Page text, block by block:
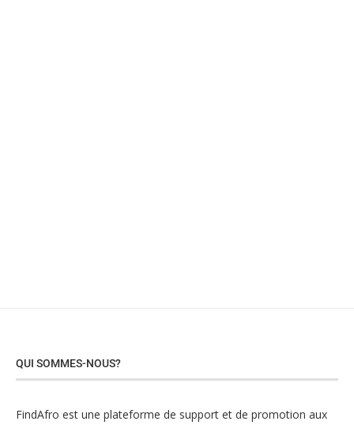
QUI SOMMES-NOUS?
FindAfro est une plateforme de support et de promotion aux